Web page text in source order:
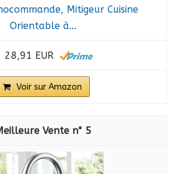
Mitigeur Cuisine
Orientable à...
28,91 EUR
Voir sur Amazon
5